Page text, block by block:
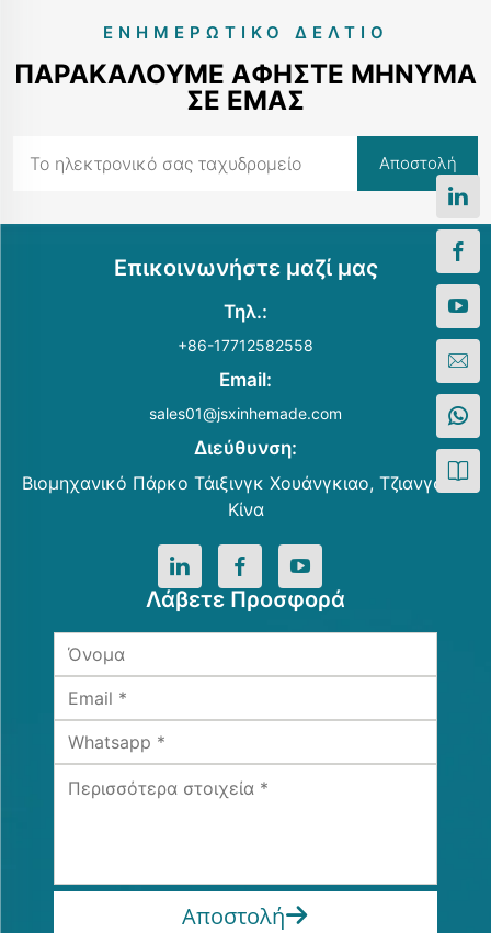
ΕΝΗΜΕΡΩΤΙΚΌ ΔΕΛΤΊΟ
ΠΑΡΑΚΑΛΟΎΜΕ ΑΦΉΣΤΕ ΜΉΝΥΜΑ
ΣΕ ΕΜΆΣ
Επικοινωνήστε μαζί μας
Τηλ.:
+86-17712582558
Email:
sales01@jsxinhemade.com
Διεύθυνση:
Βιομηχανικό Πάρκο Τάιξινγκ Χουάνγκιαο, Τζιανγσού,
Κίνα
Λάβετε Προσφορά
Αποστολή